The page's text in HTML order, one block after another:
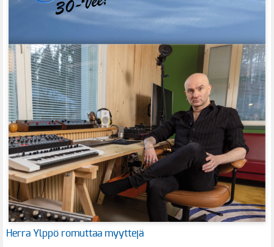
Herra Ylppö romuttaa myyttejä